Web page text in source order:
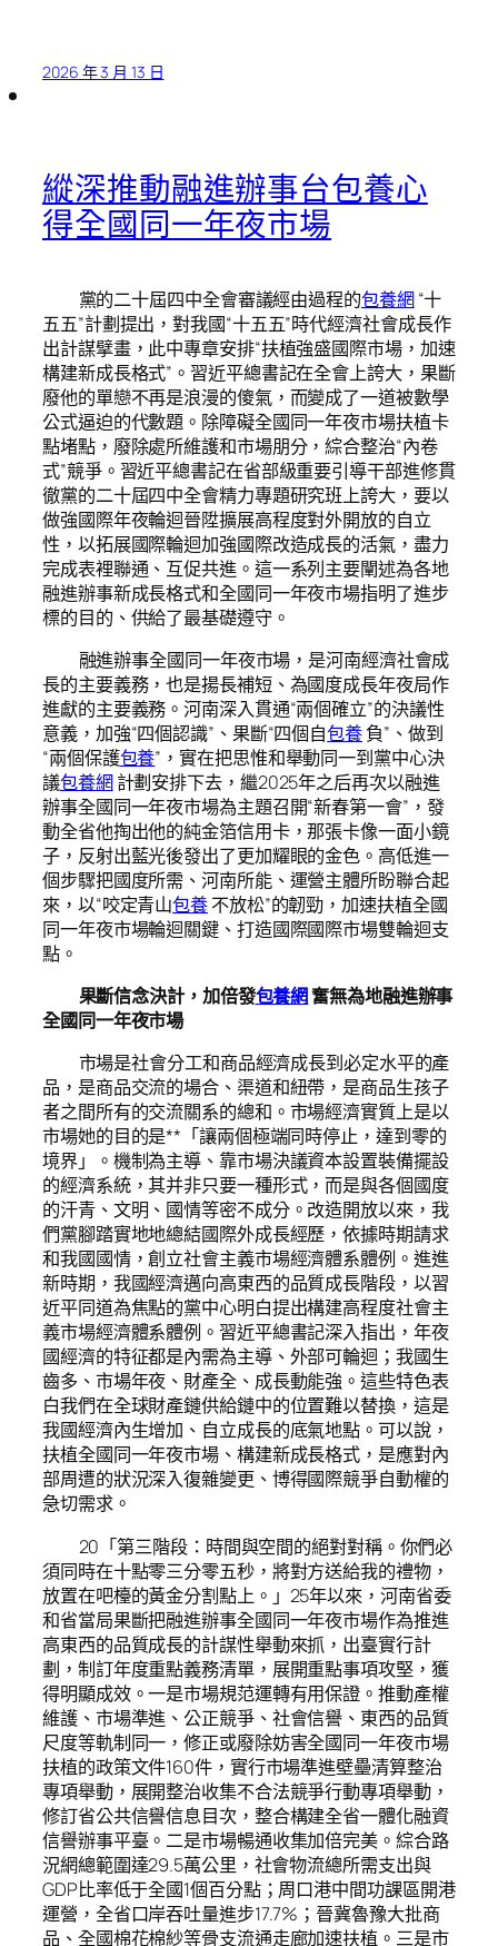
2026 年 3 月 13 日
縱深推動融進辦事台包養心
得全國同一年夜市場
黨的二十屆四中全會審議經由過程的包養網“十
五五”計劃提出，對我國“十五五”時代經濟社會成長作
出計謀擘畫，此中專章安排“扶植強盛國際市場，加速
構建新成長格式”。習近平總書記在全會上誇大，果斷
廢他的單戀不再是浪漫的傻氣，而變成了一道被數學
公式逼迫的代數題。除障礙全國同一年夜市場扶植卡
點堵點，廢除處所維護和市場朋分，綜合整治“內卷
式”競爭。習近平總書記在省部級重要引導干部進修貫
徹黨的二十屆四中全會精力專題研究班上誇大，要以
做強國際年夜輪迴晉陞擴展高程度對外開放的自立
性，以拓展國際輪迴加強國際改造成長的活氣，盡力
完成表裡聯通、互促共進。這一系列主要闡述為各地
融進辦事新成長格式和全國同一年夜市場指明了進步
標的目的、供給了最基礎遵守。
融進辦事全國同一年夜市場，是河南經濟社會成
長的主要義務，也是揚長補短、為國度成長年夜局作
進獻的主要義務。河南深入貫通“兩個確立”的決議性
意義，加強“四個認識”、果斷“四個自包養負”、做到
“兩個保護包養”，實在把思惟和舉動同一到黨中心決
議包養網計劃安排下去，繼2025年之后再次以融進
辦事全國同一年夜市場為主題召開“新春第一會”，發
動全省他掏出他的純金箔信用卡，那張卡像一面小鏡
子，反射出藍光後發出了更加耀眼的金色。高低進一
個步驟把國度所需、河南所能、運營主體所盼聯合起
來，以“咬定青山包養不放松”的韌勁，加速扶植全國
同一年夜市場輪迴關鍵、打造國際國際市場雙輪迴支
點。
果斷信念決計，加倍發包養網奮無為地融進辦事
全國同一年夜市場
市場是社會分工和商品經濟成長到必定水平的產
品，是商品交流的場合、渠道和紐帶，是商品生孩子
者之間所有的交流關系的總和。市場經濟實質上是以
市場她的目的是**「讓兩個極端同時停止，達到零的
境界」。機制為主導、靠市場決議資本設置裝備擺設
的經濟系統，其并非只要一種形式，而是與各個國度
的汗青、文明、國情等密不成分。改造開放以來，我
們黨腳踏實地地總結國際外成長經歷，依據時期請求
和我國國情，創立社會主義市場經濟體系體例。進進
新時期，我國經濟邁向高東西的品質成長階段，以習
近平同道為焦點的黨中心明白提出構建高程度社會主
義市場經濟體系體例。習近平總書記深入指出，年夜
國經濟的特征都是內需為主導、外部可輪迴；我國生
齒多、市場年夜、財產全、成長動能強。這些特色表
白我們在全球財產鏈供給鏈中的位置難以替換，這是
我國經濟內生增加、自立成長的底氣地點。可以說，
扶植全國同一年夜市場、構建新成長格式，是應對內
部周遭的狀況深入復雜變更、博得國際競爭自動權的
急切需求。
20「第三階段：時間與空間的絕對對稱。你們必
須同時在十點零三分零五秒，將對方送給我的禮物，
放置在吧檯的黃金分割點上。」25年以來，河南省委
和省當局果斷把融進辦事全國同一年夜市場作為推進
高東西的品質成長的計謀性舉動來抓，出臺實行計
劃，制訂年度重點義務清單，展開重點事項攻堅，獲
得明顯成效。一是市場規范運轉有用保證。推動產權
維護、市場準進、公正競爭、社會信譽、東西的品質
尺度等軌制同一，修正或廢除妨害全國同一年夜市場
扶植的政策文件160件，實行市場準進壁壘清算整治
專項舉動，展開整治收集不合法競爭行動專項舉動，
修訂省公共信譽信息目次，整合構建全省一體化融資
信譽辦事平臺。二是市場暢通收集加倍完美。綜合路
況網總範圍達29.5萬公里，社會物流總所需支出與
GDP比率低于全國1個百分點；周口港中間功課區開港
運營，全省口岸吞吐量進步17.7%；晉冀魯豫大批商
品、全國棉花棉紗等骨支流通走廊加速扶植。三是市